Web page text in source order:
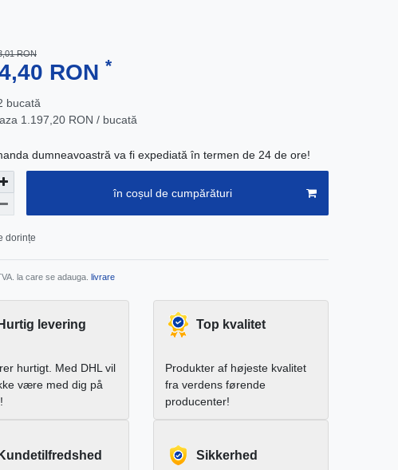
RON
RON *
bucată
1.197,20 RON / bucată
dumneavoastră va fi expediată în termen de 24 de ore!
în coșul de cumpărături
dorințe
la care se adauga. livrare
Hurtig levering
hurtigt. Med DHL vil
være med dig på
Top kvalitet
Produkter af højeste kvalitet
fra verdens førende
producenter!
Kundetilfredshed Sikkerhed